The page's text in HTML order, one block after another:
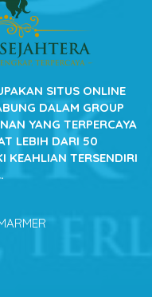
SITUS ONLINE
DALAM GROUP
YANG TERPERCAYA
LEBIH DARI 50
KEAHLIAN TERSENDIRI